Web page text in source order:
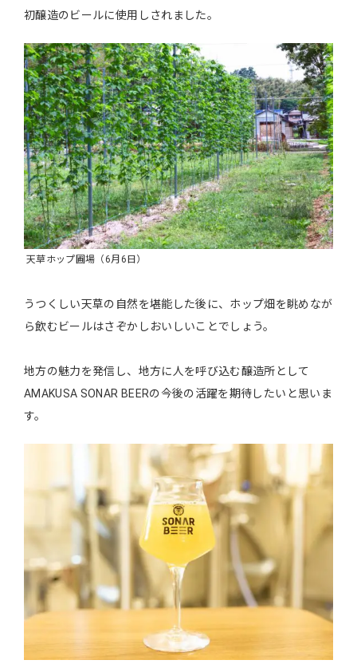
初醸造のビールに使用しされました。
天草ホップ圃場（6月6日）
うつくしい天草の自然を堪能した後に、ホップ畑を眺めなが
ら飲むビールはさぞかしおいしいことでしょう。
地方の魅力を発信し、地方に人を呼び込む醸造所として
AMAKUSA SONAR BEERの今後の活躍を期待したいと思いま
す。